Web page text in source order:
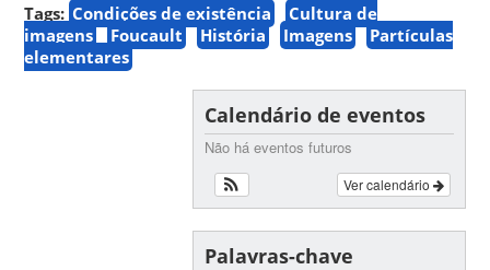
Tags: Condições de existência
Cultura de
imagens
Foucault História Imagens
Partículas
elementares
Calendário de eventos
Não há eventos futuros
Ver calendário
Palavras-chave